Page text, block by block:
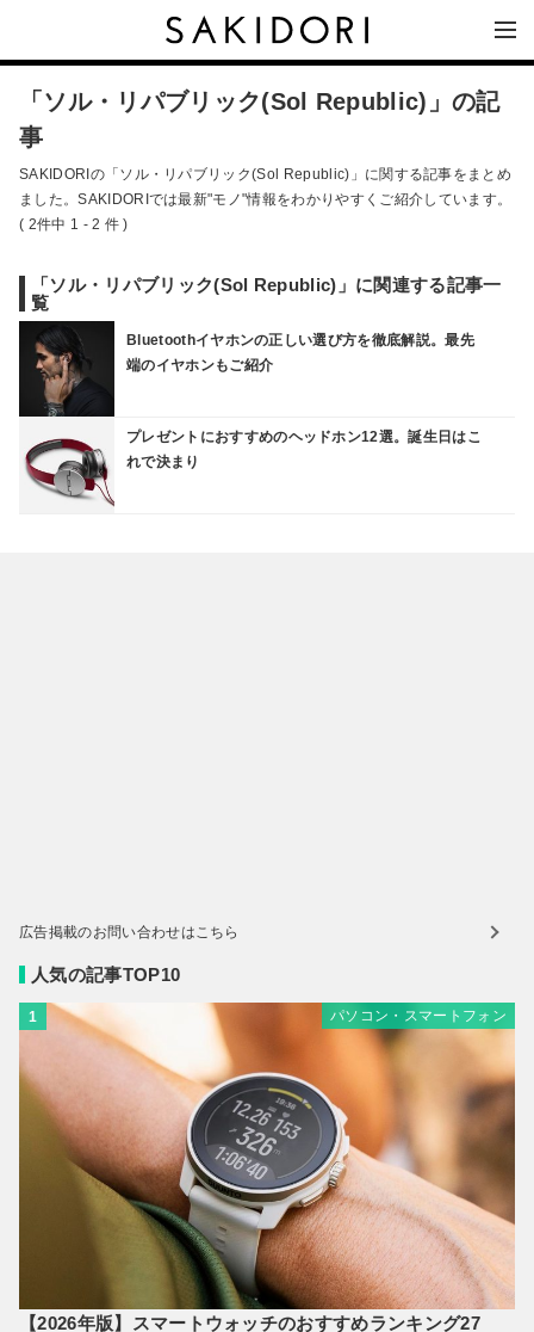
「ソル・リパブリック(Sol Republic)」の記
事
SAKIDORIの「ソル・リパブリック(Sol Republic)」に関する記事をまとめ
ました。SAKIDORIでは最新"モノ"情報をわかりやすくご紹介しています。
( 2件中 1 - 2 件 )
「ソル・リパブリック(Sol Republic)」に関連する記事一
覧
Bluetoothイヤホンの正しい選び方を徹底解説。最先
端のイヤホンもご紹介
プレゼントにおすすめのヘッドホン12選。誕生日はこ
れで決まり
広告掲載のお問い合わせはこちら
人気の記事TOP10
1 パソコン・スマートフォン
【2026年版】スマートウォッチのおすすめランキング27